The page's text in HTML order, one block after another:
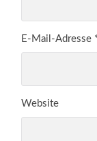
E-Mail-Adresse
Website